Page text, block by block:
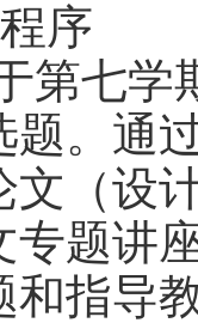
序
第七学
题。通
文（设
专题讲
和指导